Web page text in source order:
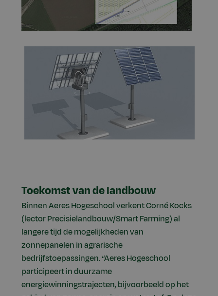
Toekomst van de landbouw
Binnen Aeres Hogeschool verkent Corné Kocks
(lector Precisielandbouw/Smart Farming) al
langere tijd de mogelijkheden van
zonnepanelen in agrarische
bedrijfstoepassingen. “Aeres Hogeschool
participeert in duurzame
energiewinningstrajecten, bijvoorbeeld op het